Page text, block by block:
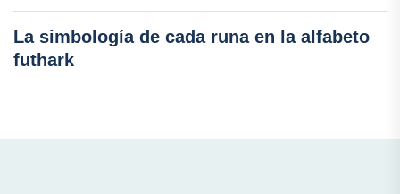
La simbología de cada runa en la alfabeto
futhark